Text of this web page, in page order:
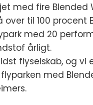
med fire
til 100 procent
med 20
årligt.
flyselskab, og
med